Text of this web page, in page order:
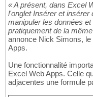
« A présent, dans Excel
l'onglet Insérer et insérer
manipuler les données
pratiquement de la
annonce Nick Simons,
Apps.
Une fonctionnalité
Excel Web Apps. Celle
adjacentes une formule